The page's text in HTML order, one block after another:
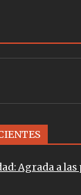
Agrada a